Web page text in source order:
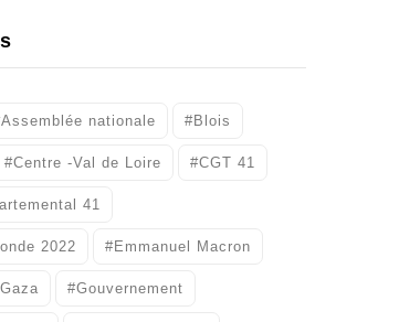
nationale #Blois
#Centre -Val de Loire #CGT 41
41
2022 #Emmanuel Macron
#Gouvernement